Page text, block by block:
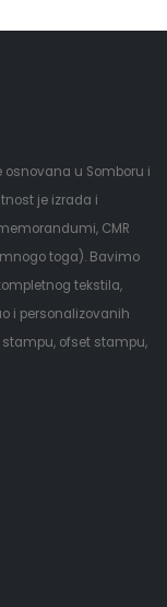
osnovana u Somboru i
je izrada i
CMR
mnogo toga). Bavimo
tekstila,
i personalizovanih
ofset stampu,